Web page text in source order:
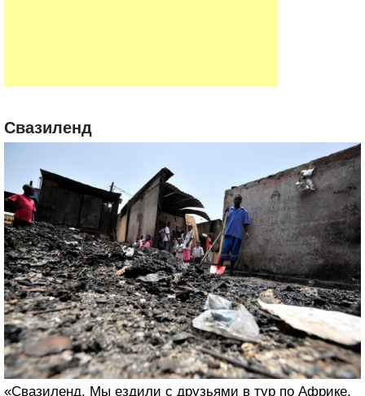
Свазиленд
«Свазиленд. Мы ездили с друзьями в тур по Африке,